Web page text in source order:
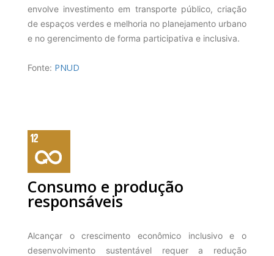
envolve investimento em transporte público, criação
de espaços verdes e melhoria no planejamento urbano
e no gerencimento de forma participativa e inclusiva.
Fonte: PNUD
Consumo e produção
responsáveis
Alcançar o crescimento econômico inclusivo e o
desenvolvimento sustentável requer a redução